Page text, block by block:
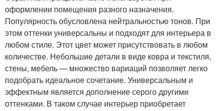
оформлении помещения разного назначения.
Популярность обусловлена нейтральностью тонов. При
этом оттенки универсальны и подходят для интерьера в
любом стиле. Этот цвет может присутствовать в любом
количестве. Небольшие детали в виде ковра и текстиля,
стены, мебель — множество вариаций позволяет легко
подобрать идеальное сочетание. Универсальным и
эффектным является дополнение серого другими
оттенками. В таком случае интерьер приобретает